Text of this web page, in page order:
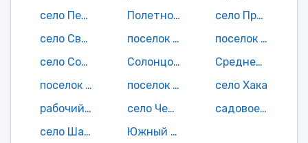
село Петровичи
Полетное село
село Прудки
село Святогорье
поселок Сидима
поселок Сита
село Соколовка
Солонцовый поселок
Среднехорский поселок
поселок Сукпай
поселок Третий сплавной участок
село Хака
рабочий поселок Хор
село Черняево
садовое неком-е товарищество Чирки
село Шаповаловка
Южный поселок